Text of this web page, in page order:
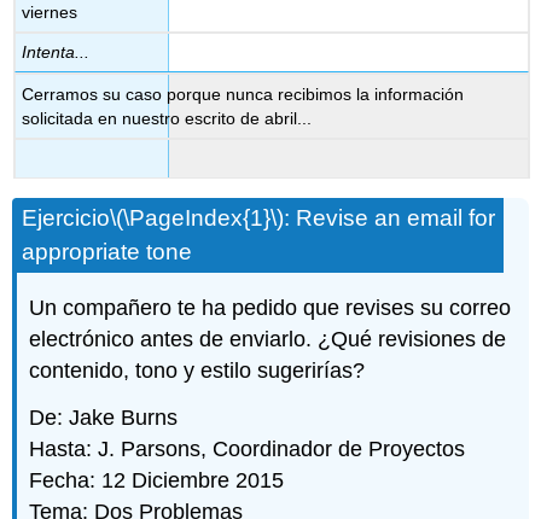
viernes
Intenta...
Cerramos su caso porque nunca recibimos la información
solicitada en nuestro escrito de abril...
Ejercicio\(\PageIndex{1}\): Revise an email for
appropriate tone
Un compañero te ha pedido que revises su correo
electrónico antes de enviarlo. ¿Qué revisiones de
contenido, tono y estilo sugerirías?
De: Jake Burns
Hasta: J. Parsons, Coordinador de Proyectos
Fecha: 12 Diciembre 2015
Tema: Dos Problemas